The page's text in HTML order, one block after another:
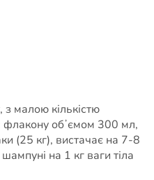
малою кількістю
флакону обʼємом 300 мл,
(25 кг), вистачає на 7-8
на 1 кг ваги тіла